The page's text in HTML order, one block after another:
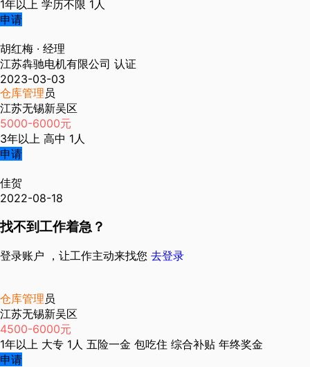
1年以上 学历不限 1人
申请
胡红梅 · 经理
江苏犇驰电机有限公司 认证
2023-03-03
仓库管理 员
江苏无锡新吴区
5000-6000元
3年以上 高中 1人
申请
佳贺
2022-08-18
找不到工作着急？
登录账户 ，让工作主动来找您 去登录
仓库管理 员
江苏无锡新吴区
4500-6000元
1年以上 大专 1人 五险一金 包吃住 综合补贴 年终奖金
申请